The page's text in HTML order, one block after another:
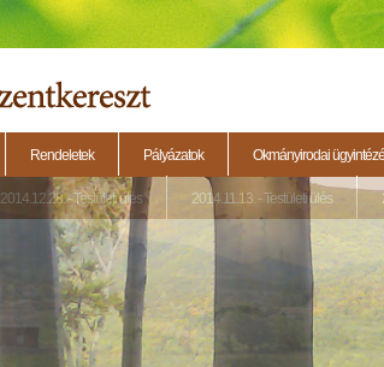
Rendeletek Pályázatok Okmányirodai
2014.12.28. - Testületi ülés 2014.11.13. - Testületi ülés